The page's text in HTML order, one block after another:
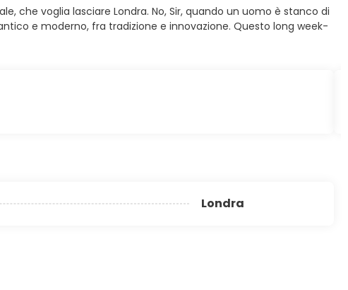
che voglia lasciare Londra. No, Sir, quando un uomo è stanco di
e moderno, fra tradizione e innovazione. Questo long week-
Londra